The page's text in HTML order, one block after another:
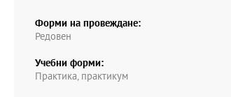
Форми на провеждане:
Редовен
Учебни форми:
Практика, практикум